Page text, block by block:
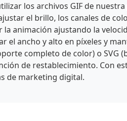
los archivos GIF de
el brillo, los canales de
la animación ajustando la
el ancho y alto en píxeles y
completo de color) o SVG
de restablecimiento. Con
de marketing digital.